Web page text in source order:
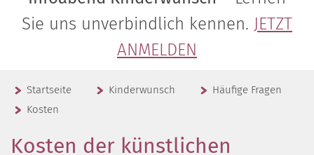
Sie uns unverbindlich kennen. JETZT
ANMELDEN
Startseite Kinderwunsch
Häufige Fragen
Kosten
Kosten der künstlichen